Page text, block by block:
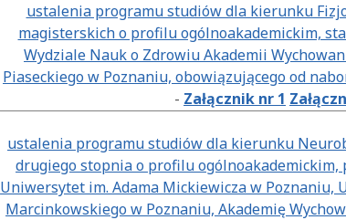
ustalenia programu studiów dla kierunku
magisterskich o profilu ogólnoakademickim,
Wydziale Nauk o Zdrowiu Akademii
Piaseckiego w Poznaniu, obowiązującego od
- Załącznik nr 1
ustalenia programu studiów dla kierunku
drugiego stopnia o profilu ogólnoakademickim,
Uniwersytet im. Adama Mickiewicza w Poznaniu,
Marcinkowskiego w Poznaniu, Akademię